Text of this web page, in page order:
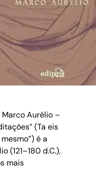
Aurélio –
(Ta eis
é a
(121–180 d.C.),
mais